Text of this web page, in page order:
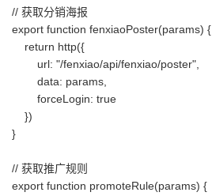
// 获取分销海报
export function fenxiaoPoster(params) {
return http({
url: "/fenxiao/api/fenxiao/poster",
data: params,
forceLogin: true
})
}
// 获取推广规则
export function promoteRule(params) {